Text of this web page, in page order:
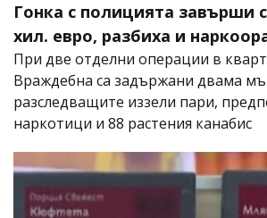
Гонка с полицията завърши
хил. евро, разбиха и
При две отделни операции в
Враждебна са задържани двама
разследващите иззели пари,
наркотици и 88 растения канабис